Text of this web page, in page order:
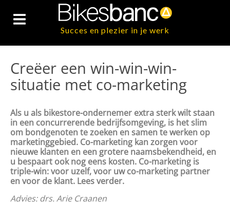
Succes en plezier in je werk
Creëer een win-win-win-
situatie met co-marketing
Als u als bikestore-ondernemer extra sterk wilt staan
in een concurrerende bedrijfsomgeving, is het slim
om bondgenoten te zoeken en samen te werken op
marketinggebied. Co-marketing kan zorgen voor
nieuwe klanten en een grotere naamsbekendheid, en
u bespaart ook nog eens kosten. Co-marketing is
triple-win: voor uzelf, voor uw co-marketing partner
en voor de klant. Lees verder.
Advies: drs. Arie Craanen